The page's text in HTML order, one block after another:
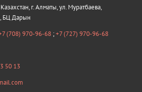
г. Алматы, ул. Муратбаева,
БЦ Дарын
(708) 970-96-68 ;+7 (727) 970-96-68
50 13